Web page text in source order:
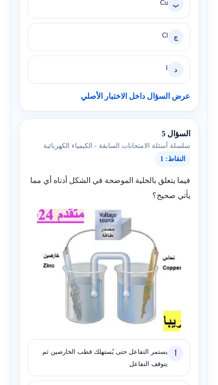
ب Cu
ج Cl
د
عرض السؤال داخل الاختبار الأصلي
السؤال 5
سلسلة أسئلة الامتحانات السابقة - الكيمياء الكهربائية
النقاط: 1
فيما يتعلق بالخلية الموضحة في الشكل أدناه أي مما
يأتي صحيح؟
أ
يستمر التفاعل حتى يُستهلك قطب الخارصين ثم
يتوقف التفاعل